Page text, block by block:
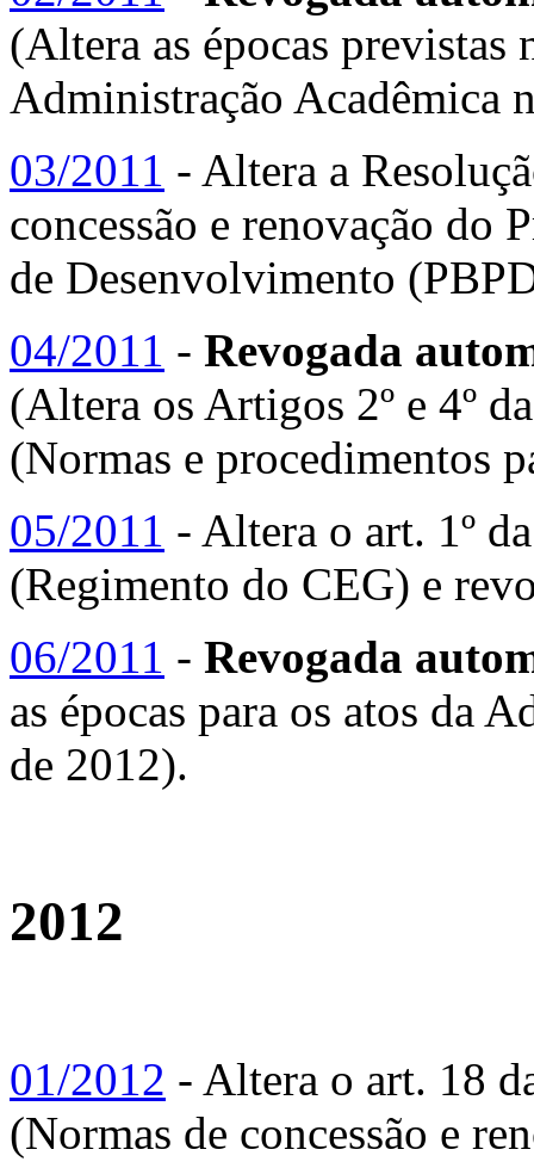
(Altera as épocas previstas
Administração Acadêmica
03/2011 - Altera a
concessão e renovação do
de Desenvolvimento
04/2011 - Revogada
(Altera os Artigos 2º e 4º
(Normas e procedimentos
05/2011 - Altera o art. 1º
(Regimento do CEG) e
06/2011 - Revogada
as épocas para os atos da
de 2012).
2012
01/2012 - Altera o art. 18
(Normas de concessão e